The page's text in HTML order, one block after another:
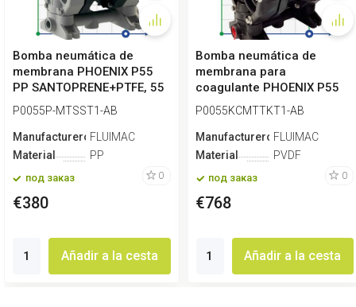
Bomba neumática de
membrana PHOENIX P55
PP SANTOPRENE+PTFE, 55
l/min para coa...
P0055P-MTSST1-AB
Manufacturero FLUIMAC
Material
PP
под заказ 0
€380
Añadir a la cesta
Bomba neumática de
membrana para
coagulante PHOENIX P55
PVDF
P0055KCMTTKT1-AB
Manufacturero FLUIMAC
Material
PVDF
под заказ 0
€768
Añadir a la cesta